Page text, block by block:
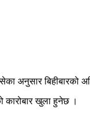
बिहीबारको
खुला हुनेछ ।